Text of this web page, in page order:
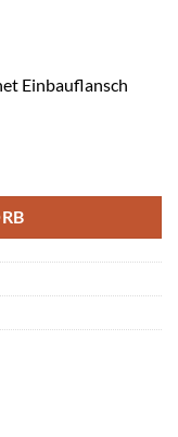
Einbauflansch